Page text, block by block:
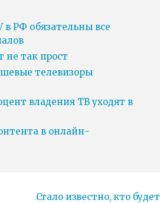
РФ обязательны все
так прост
телевизоры
владения ТВ уходят в
в онлайн-
Стало известно, кто будет